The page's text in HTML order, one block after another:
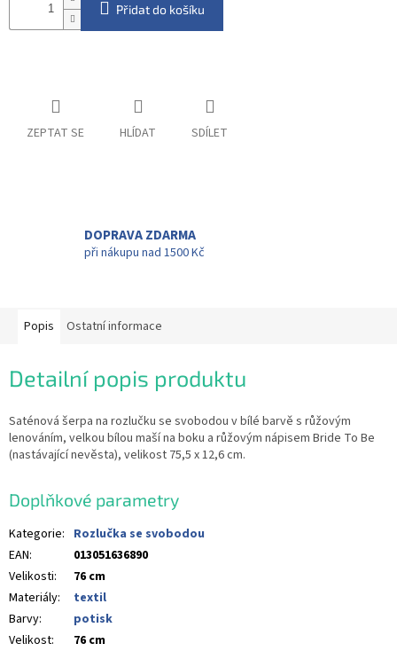
Přidat do košíku
ZEPTAT SE HLÍDAT SDÍLET
DOPRAVA ZDARMA
při nákupu nad 1500 Kč
Popis Ostatní informace
Detailní popis produktu
Saténová šerpa na rozlučku se svobodou v bílé barvě s růžovým
lenováním, velkou bílou maší na boku a růžovým nápisem Bride To Be
(nastávající nevěsta), velikost 75,5 x 12,6 cm.
Doplňkové parametry
Kategorie: Rozlučka se svobodou
EAN:
013051636890
Velikosti:
76 cm
Materiály:
textil
Barvy:
potisk
Velikost:
76 cm